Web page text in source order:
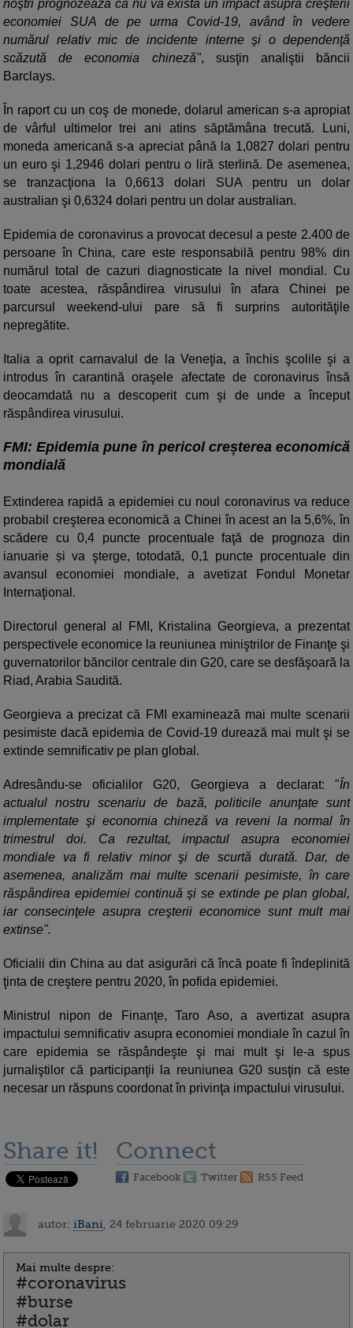
noştri prognozează că nu va exista un impact asupra creşterii
economiei SUA de pe urma Covid-19, având în vedere
numărul relativ mic de incidente interne şi o dependenţă
scăzută de economia chineză", susţin analiştii băncii
Barclays.
În raport cu un coş de monede, dolarul american s-a apropiat
de vârful ultimelor trei ani atins săptămâna trecută. Luni,
moneda americană s-a apreciat până la 1,0827 dolari pentru
un euro şi 1,2946 dolari pentru o liră sterlină. De asemenea,
se tranzacţiona la 0,6613 dolari SUA pentru un dolar
australian şi 0,6324 dolari pentru un dolar australian.
Epidemia de coronavirus a provocat decesul a peste 2.400 de
persoane în China, care este responsabilă pentru 98% din
numărul total de cazuri diagnosticate la nivel mondial. Cu
toate acestea, răspândirea virusului în afara Chinei pe
parcursul weekend-ului pare să fi surprins autorităţile
nepregătite.
Italia a oprit carnavalul de la Veneţia, a închis şcolile şi a
introdus în carantină oraşele afectate de coronavirus însă
deocamdată nu a descoperit cum şi de unde a început
răspândirea virusului.
FMI: Epidemia pune în pericol creșterea economică
mondială
Extinderea rapidă a epidemiei cu noul coronavirus va reduce
probabil creşterea economică a Chinei în acest an la 5,6%, în
scădere cu 0,4 puncte procentuale faţă de prognoza din
ianuarie și va şterge, totodată, 0,1 puncte procentuale din
avansul economiei mondiale, a avetizat Fondul Monetar
Internaţional.
Directorul general al FMI, Kristalina Georgieva, a prezentat
perspectivele economice la reuniunea miniştrilor de Finanţe şi
guvernatorilor băncilor centrale din G20, care se desfăşoară la
Riad, Arabia Saudită.
Georgieva a precizat că FMI examinează mai multe scenarii
pesimiste dacă epidemia de Covid-19 durează mai mult şi se
extinde semnificativ pe plan global.
Adresându-se oficialilor G20, Georgieva a declarat: "În
actualul nostru scenariu de bază, politicile anunţate sunt
implementate şi economia chineză va reveni la normal în
trimestrul doi. Ca rezultat, impactul asupra economiei
mondiale va fi relativ minor şi de scurtă durată. Dar, de
asemenea, analizăm mai multe scenarii pesimiste, în care
răspândirea epidemiei continuă şi se extinde pe plan global,
iar consecinţele asupra creşterii economice sunt mult mai
extinse".
Oficialii din China au dat asigurări că încă poate fi îndeplinită
ţinta de creştere pentru 2020, în pofida epidemiei.
Ministrul nipon de Finanţe, Taro Aso, a avertizat asupra
impactului semnificativ asupra economiei mondiale în cazul în
care epidemia se răspândeşte şi mai mult şi le-a spus
jurnaliştilor că participanţii la reuniunea G20 susţin că este
necesar un răspuns coordonat în privinţa impactului virusului.
Share it! Connect
Facebook Twitter RSS Feed
autor: iBani , 24 februarie 2020 09:29
Mai multe despre:
#coronavirus
#burse
#dolar